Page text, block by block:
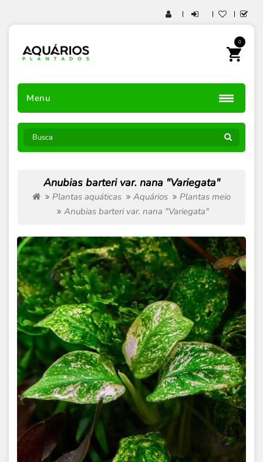
0
Menu
Anubias barteri var. nana "Variegata"
Plantas aquáticas Aquários
Plantas meio
Anubias barteri var. nana "Variegata"